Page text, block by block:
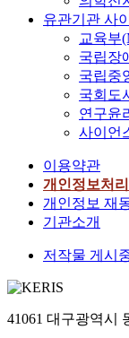
유관기관 사
교육부
국립장
국립중
국회도
연구윤
사이언
이용약관
개인정보처
개인정보 재
기관소개
저작물 게시
41061 대구광역시